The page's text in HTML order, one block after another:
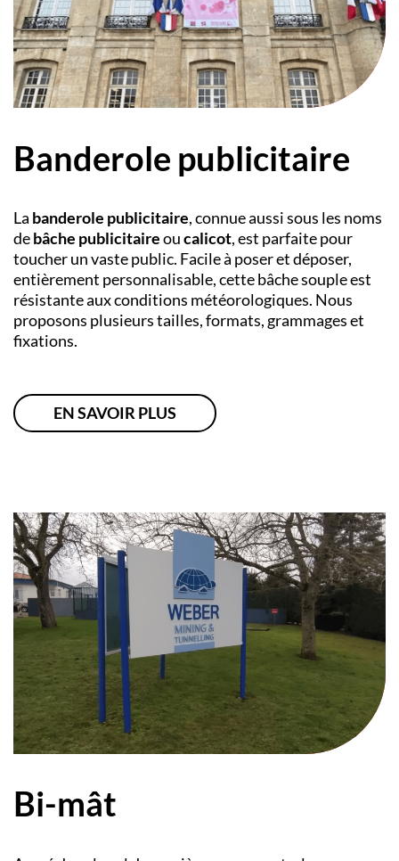
Banderole publicitaire
La banderole publicitaire, connue aussi sous les noms
debâche publicitaireoucalicot, est parfaite pour
toucher un vaste public. Facile à poser et déposer,
entièrement personnalisable, cette bâche souple est
résistante aux conditions météorologiques. Nous
proposons plusieurs tailles, formats, grammages et
fixations.
EN SAVOIR PLUS
Bi-mât